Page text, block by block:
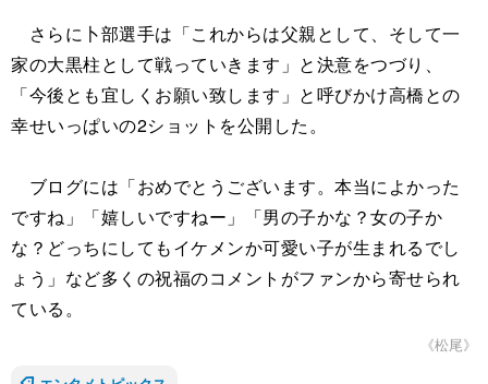
さらに卜部選手は「これからは父親として、そして一
家の大黒柱として戦っていきます」と決意をつづり、
「今後とも宜しくお願い致します」と呼びかけ高橋との
幸せいっぱいの2ショットを公開した。
ブログには「おめでとうございます。本当によかった
ですね」「嬉しいですねー」「男の子かな？女の子か
な？どっちにしてもイケメンか可愛い子が生まれるでし
ょう」など多くの祝福のコメントがファンから寄せられ
ている。
《松尾》